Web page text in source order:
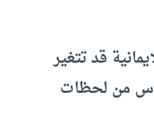
قد تتغير
من لحظات